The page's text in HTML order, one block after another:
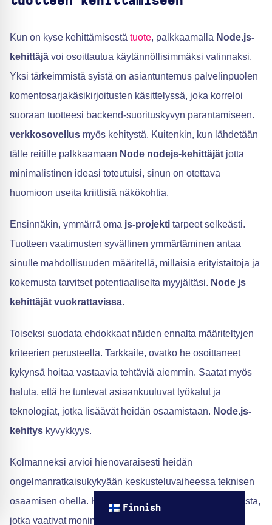
Kun on kyse kehittämisestä tuote, palkkaamalla Node.js-
kehittäjä voi osoittautua käytännöllisimmäksi valinnaksi.
Yksi tärkeimmistä syistä on asiantuntemus palvelinpuolen
komentosarjakäsikirjoitusten käsittelyssä, joka korreloi
suoraan tuotteesi backend-suorituskyvyn parantamiseen.
verkkosovellus myös kehitystä. Kuitenkin, kun lähdetään
tälle reitille palkkaamaan Node nodejs-kehittäjät jotta
minimalistinen ideasi toteutuisi, sinun on otettava
huomioon useita kriittisiä näkökohtia.
Ensinnäkin, ymmärrä oma js-projekti tarpeet selkeästi.
Tuotteen vaatimusten syvällinen ymmärtäminen antaa
sinulle mahdollisuuden määritellä, millaisia erityistaitoja ja
kokemusta tarvitset potentiaaliselta myyjältäsi. Node js
kehittäjät vuokrattavissa.
Toiseksi suodata ehdokkaat näiden ennalta määriteltyjen
kriteerien perusteella. Tarkkaile, ovatko he osoittaneet
kykynsä hoitaa vastaavia tehtäviä aiemmin. Saatat myös
haluta, että he tuntevat asiaankuuluvat työkalut ja
teknologiat, jotka lisäävät heidän osaamistaan. Node.js-
kehitys kyvykkyys.
Kolmanneksi arvioi hienovaraisesti heidän
ongelmanratkaisukykyään keskusteluvaiheessa teknisen
osaamisen ohella. Kun on kyse monimutkaisista tuotteista,
jotka vaativat monimutkaisia ratkaisuja, luovasta
Finnish